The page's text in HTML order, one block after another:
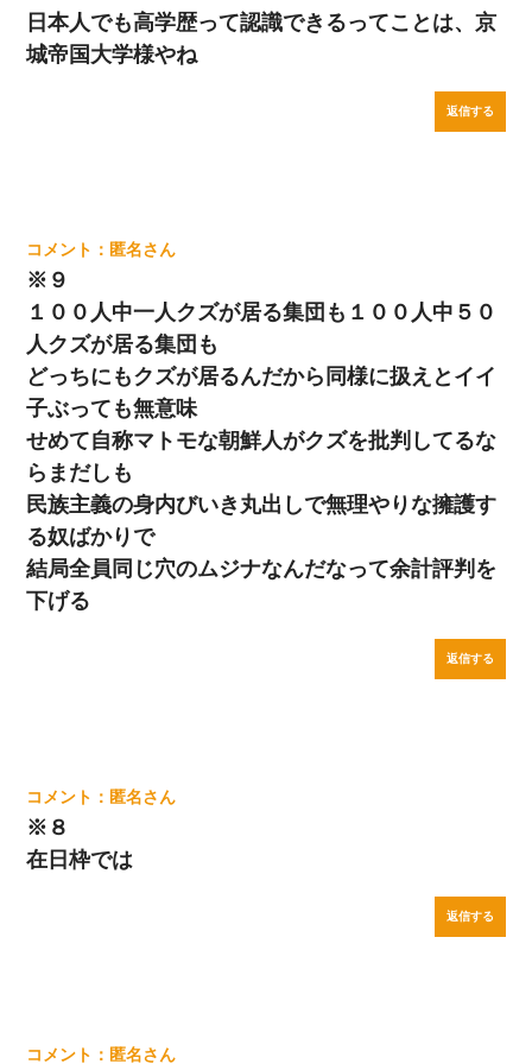
日本人でも高学歴って認識できるってことは、京
城帝国大学様やね
返信する
匿名
※９
１００人中一人クズが居る集団も１００人中５０
人クズが居る集団も
どっちにもクズが居るんだから同様に扱えとイイ
子ぶっても無意味
せめて自称マトモな朝鮮人がクズを批判してるな
らまだしも
民族主義の身内びいき丸出しで無理やりな擁護す
る奴ばかりで
結局全員同じ穴のムジナなんだなって余計評判を
下げる
返信する
匿名
※８
在日枠では
返信する
匿名